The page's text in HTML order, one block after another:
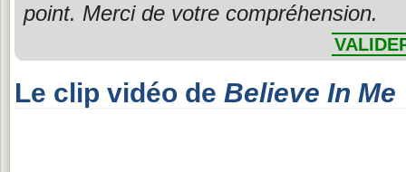
point. Merci de votre compréhension.
Le clip vidéo de Believe In Me